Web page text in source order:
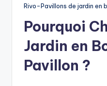
Rivo-Pavillons de jardin en
Pourquoi
Jardin en
Pavillon ?